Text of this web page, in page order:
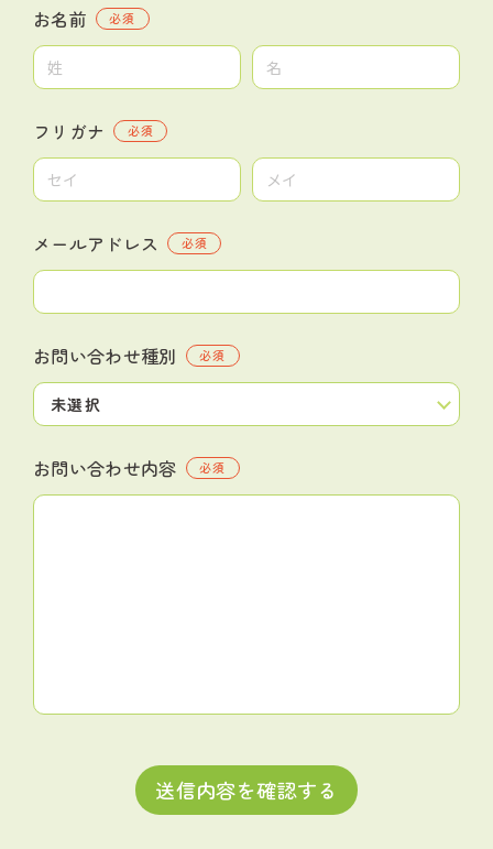
お名前 必須
フリガナ 必須
メールアドレス 必須
お問い合わせ種別 必須
お問い合わせ内容 必須
送信内容を確認する